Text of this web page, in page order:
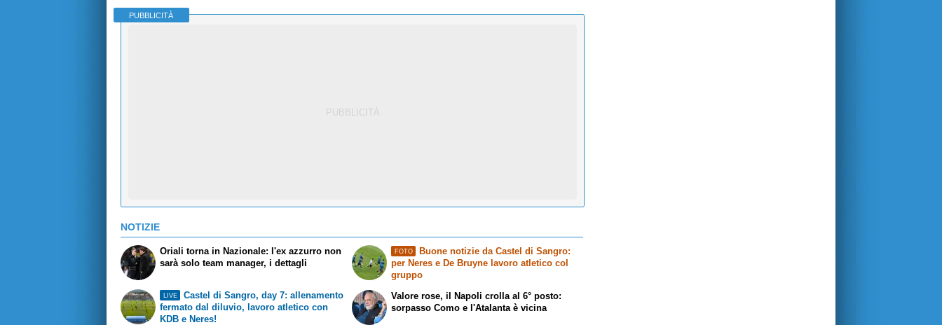
PUBBLICITÀ
NOTIZIE
Oriali torna in Nazionale: l'ex azzurro non
sarà solo team manager, i dettagli
LIVE
Castel di Sangro, day 7: allenamento
fermato dal diluvio, lavoro atletico con
KDB e Neres!
FOTO
Buone notizie da Castel di Sangro:
per Neres e De Bruyne lavoro atletico col
gruppo
Valore rose, il Napoli crolla al 6° posto:
sorpasso Como e l'Atalanta è vicina